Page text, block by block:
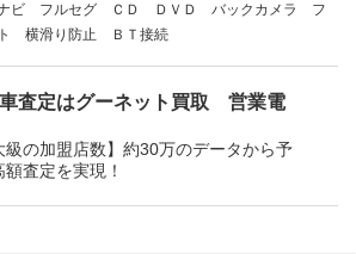
ナビ フルセグ ＣＤ ＤＶＤ バックカメラ フ
横滑り防止 ＢＴ接続
査定はグーネット買取 営業電
級の加盟店数】約30万のデータから予
査定を実現！